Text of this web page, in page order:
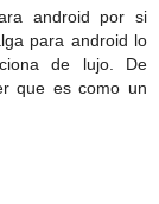
android por si
para android lo
de lujo. De
que es como un